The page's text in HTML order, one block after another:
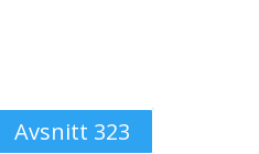
Avsnitt 323